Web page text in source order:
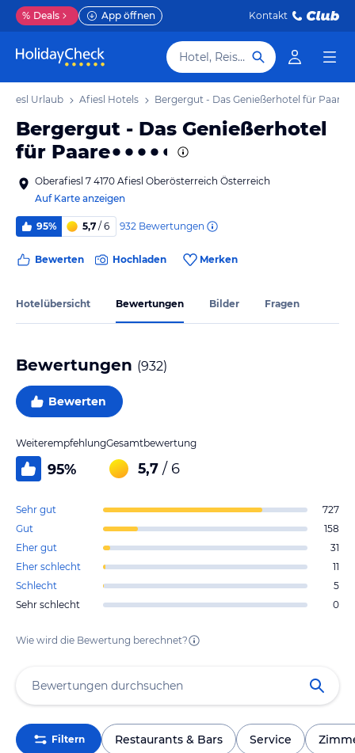
% Deals App öffnen Kontakt
Hotel, Reiseziel
Afiesl Urlaub Afiesl Hotels Bergergut - Das Genießerhotel für Paare
Bergergut - Das Genießerhotel
für Paare
Oberafiesl 7 4170 Afiesl Oberösterreich Österreich
Auf Karte anzeigen
95% 5,7 / 6 932 Bewertungen
Bewerten Hochladen Merken
Hotelübersicht Bewertungen Bilder Fragen
Bewertungen (932)
Bewerten
Weiterempfehlung
95%
Gesamtbewertung
5,7 / 6
Sehr gut
727
Gut
158
Eher gut
31
Eher schlecht
11
Schlecht
5
Sehr schlecht
0
Wie wird die Bewertung berechnet?
Filtern Restaurants & Bars Service